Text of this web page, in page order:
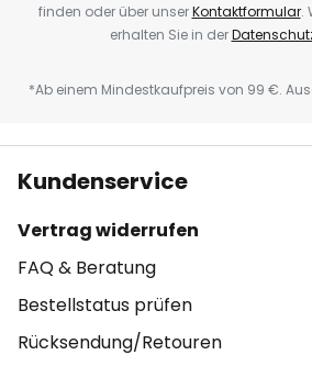
finden oder über unserKontaktformular.
erhalten Sie in der
*Ab einem Mindestkaufpreis von 99 €.
Kundenservice
Vertrag widerrufen
FAQ & Beratung
Bestellstatus prüfen
Rücksendung/Retouren